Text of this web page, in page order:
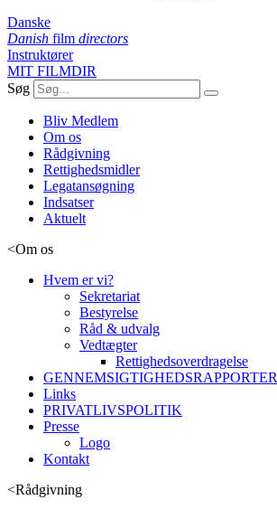
Danske
Danish film directors
Instruktører
MIT FILMDIR
Søg
Bliv Medlem
Om os
Rådgivning
Rettighedsmidler
Legatansøgning
Indsatser
Aktuelt
<Om os
Hvem er vi?
Sekretariat
Bestyrelse
Råd & udvalg
Vedtægter
Rettighedsoverdragelse
GENNEMSIGTIGHEDSRAPPORTER
Links
PRIVATLIVSPOLITIK
Presse
Logo
Kontakt
<Rådgivning